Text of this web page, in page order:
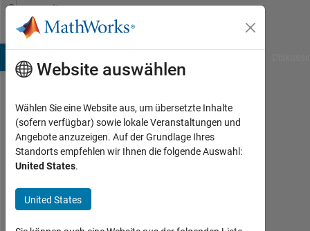
Weiter zum Inhalt
Community
Profile
Carlos
Martinez-
Ortiz
Aktiv
seit
Website auswählen
Wählen Sie eine Website aus, um übersetzte Inhalte
(sofern verfügbar) sowie lokale Veranstaltungen und
Angebote anzuzeigen. Auf der Grundlage Ihres
Standorts empfehlen wir Ihnen die folgende Auswahl:
United States.
United States